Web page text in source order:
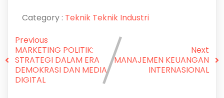
Category : Teknik Teknik Industri
Previous
MARKETING POLITIK:
STRATEGI DALAM ERA
DEMOKRASI DAN MEDIA
DIGITAL
Next
MANAJEMEN KEUANGAN
INTERNASIONAL